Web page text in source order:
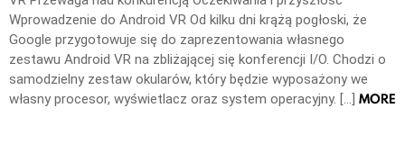
Wprowadzenie do Android VR Od kilku dni krążą pogłoski, że
Google przygotowuje się do zaprezentowania własnego
zestawu Android VR na zbliżającej się konferencji I/O. Chodzi o
samodzielny zestaw okularów, który będzie wyposażony we
własny procesor, wyświetlacz oraz system operacyjny. […] MORE